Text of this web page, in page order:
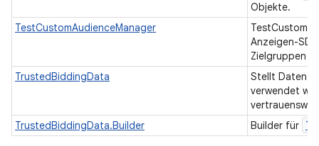
Objekte.
TestCustomAudienceManager
Anzeigen-
Zielgruppen
TrustedBiddingData
Stellt Daten
verwendet
TrustedBiddingData.Builder
Builder für